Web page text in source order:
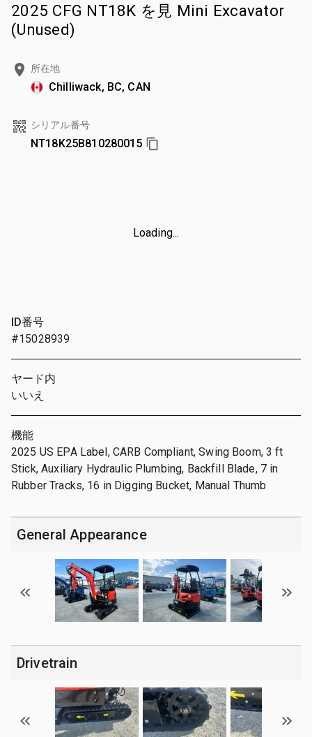
2025 CFG NT18K を見 Mini Excavator
(Unused)
所在地
Chilliwack, BC, CAN
シリアル番号
NT18K25B810280015
Loading...
ID番号
#15028939
ヤード内
いいえ
機能
2025 US EPA Label, CARB Compliant, Swing Boom, 3 ft
Stick, Auxiliary Hydraulic Plumbing, Backfill Blade, 7 in
Rubber Tracks, 16 in Digging Bucket, Manual Thumb
General Appearance
Drivetrain